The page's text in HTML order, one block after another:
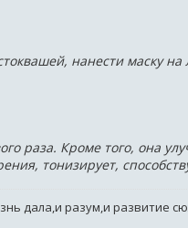
нанести маску
раза. Кроме того, она
тонизирует,
дала,и разум,и развитие